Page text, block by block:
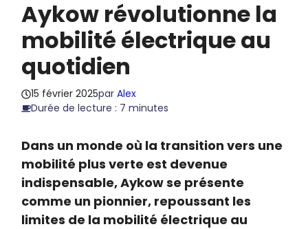
Aykow révolutionne la
mobilité électrique au
quotidien
15 février 2025parAlex
Durée de lecture : 7 minutes
Dans un monde où la transition vers une
mobilité plus verte est devenue
indispensable, Aykow se présente
comme un pionnier, repoussant les
limites de la mobilité électrique au